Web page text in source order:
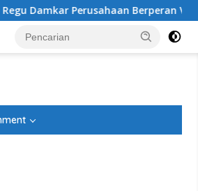
Perusahaan Berperan Vital